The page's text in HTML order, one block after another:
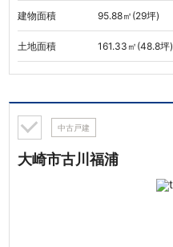
建物面積 95.88㎡(29坪)
土地面積 161.33㎡(48.8坪)
中古戸建
大崎市古川福浦